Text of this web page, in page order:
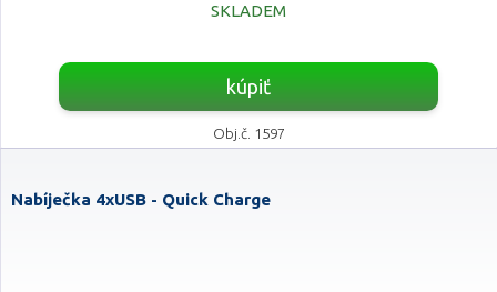
SKLADEM
kúpiť
Obj.č. 1597
Nabíječka 4xUSB - Quick Charge